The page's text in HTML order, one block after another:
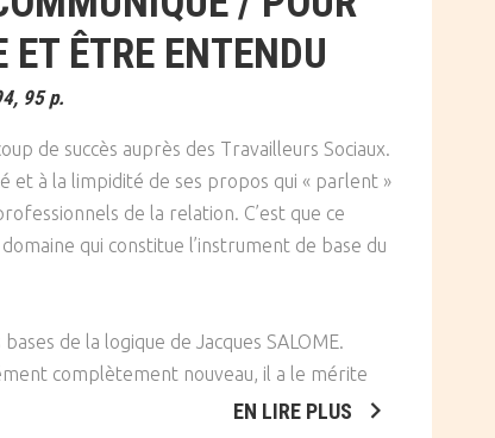
ET ÊTRE ENTENDU
95 p.
de succès auprès des Travailleurs Sociaux.
et à la limpidité de ses propos qui « parlent »
de la relation. C’est que ce
qui constitue l’instrument de base du
de la logique de Jacques SALOME.
complètement nouveau, il a le mérite
EN LIRE PLUS